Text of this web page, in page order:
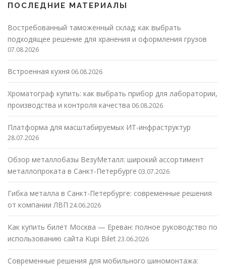
ПОСЛЕДНИЕ МАТЕРИАЛЫ
Востребованный таможенный склад: как выбрать
подходящее решение для хранения и оформления грузов
07.08.2026
Встроенная кухня 06.08.2026
Хроматограф купить: как выбрать прибор для лаборатории,
производства и контроля качества 06.08.2026
Платформа для масштабируемых ИТ-инфраструктур
28.07.2026
Обзор металлобазы ВезуМеталл: широкий ассортимент
металлопроката в Санкт-Петербурге 03.07.2026
Гибка металла в Санкт-Петербурге: современные решения
от компании ЛВП 24.06.2026
Как купить билет Москва — Ереван: полное руководство по
использованию сайта Kupi Bilet23.06.2026
Современные решения для мобильного шиномонтажа: